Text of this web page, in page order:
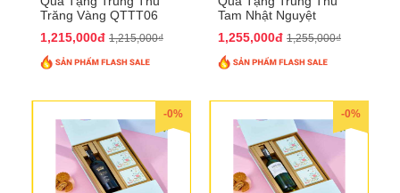
Trăng Vàng QTTT06
1,215,000đ 1,215,000₫
Tam Nhật Nguyệt
1,255,000đ 1,255,000₫
-0% -0%